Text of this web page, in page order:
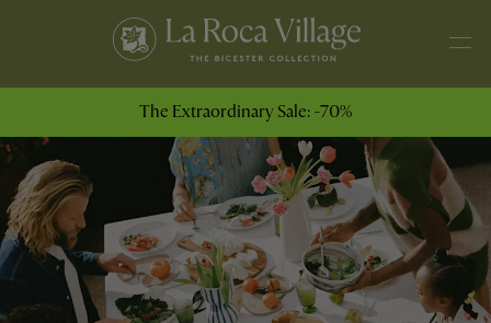
The Extraordinary Sale: -70%